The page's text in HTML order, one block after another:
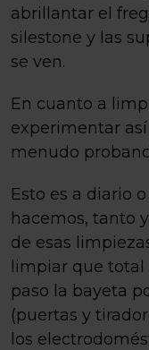
abrillantar el
silestone y las
se ven.
En cuanto a
experimentar
menudo
Esto es a diario
hacemos, tanto
de esas
limpiar que
paso la bayeta
(puertas y
los